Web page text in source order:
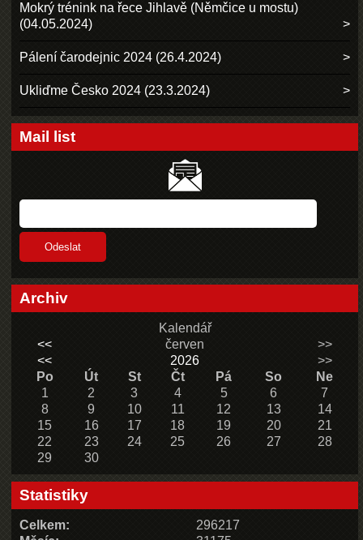
Mokrý trénink na řece Jihlavě (Němčice u mostu)
(04.05.2024)
Pálení čarodejnic 2024 (26.4.2024)
Ukliďme Česko 2024 (23.3.2024)
Mail list
Archiv
Kalendář
<<
červen
>>
<<
2026
>>
Po
Út St Čt Pá So
Ne
1
2 3 4 5 6
7
8
9 10 11 12 13
14
15
16 17 18 19 20
21
22
23 24 25 26 27
28
29
30
Statistiky
Celkem:
296217